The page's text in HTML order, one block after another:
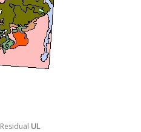
Residual UL